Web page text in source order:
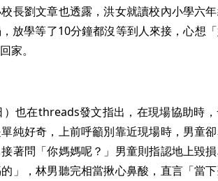
長劉文章也透露，洪女就讀校內小學六年
放學等了10分鐘都沒等到人來接，心想
家。
也在threads發文指出，在現場協助時
純好奇，上前呼籲別靠近現場時，男童
著問「你媽媽呢？」男童則指認地上毀
」，林男聽完相當揪心鼻酸，直言「當下